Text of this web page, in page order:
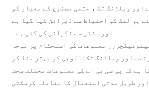
تک ، حتمی مصنوع کے معیار کو
کو احتیاط سے ڈیزائن کیا گیا ہے
اور سختی سے نگرانی کی گئی ہے۔
مصنوعات کی استحکام پر توجہ
ٹکنالوجی کو بہتر بنا کر
سی بی اے کی مصنوعات مختلف سخت
مدتی استعمال کا مقابلہ کرسکتی